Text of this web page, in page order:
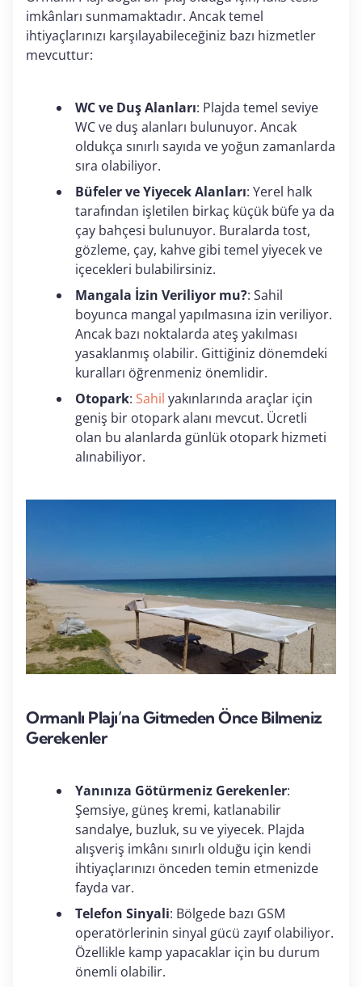
imkânları sunmamaktadır. Ancak temel
ihtiyaçlarınızı karşılayabileceğiniz bazı hizmetler
mevcuttur:
WC ve Duş Alanları: Plajda temel seviye
WC ve duş alanları bulunuyor. Ancak
oldukça sınırlı sayıda ve yoğun zamanlarda
sıra olabiliyor.
Büfeler ve Yiyecek Alanları: Yerel halk
tarafından işletilen birkaç küçük büfe ya da
çay bahçesi bulunuyor. Buralarda tost,
gözleme, çay, kahve gibi temel yiyecek ve
içecekleri bulabilirsiniz.
Mangala İzin Veriliyor mu?: Sahil
boyunca mangal yapılmasına izin veriliyor.
Ancak bazı noktalarda ateş yakılması
yasaklanmış olabilir. Gittiğiniz dönemdeki
kuralları öğrenmeniz önemlidir.
Otopark: Sahil yakınlarında araçlar için
geniş bir otopark alanı mevcut. Ücretli
olan bu alanlarda günlük otopark hizmeti
alınabiliyor.
Ormanlı Plajı’na Gitmeden Önce Bilmeniz
Gerekenler
Yanınıza Götürmeniz Gerekenler:
Şemsiye, güneş kremi, katlanabilir
sandalye, buzluk, su ve yiyecek. Plajda
alışveriş imkânı sınırlı olduğu için kendi
ihtiyaçlarınızı önceden temin etmenizde
fayda var.
Telefon Sinyali: Bölgede bazı GSM
operatörlerinin sinyal gücü zayıf olabiliyor.
Özellikle kamp yapacaklar için bu durum
önemli olabilir.